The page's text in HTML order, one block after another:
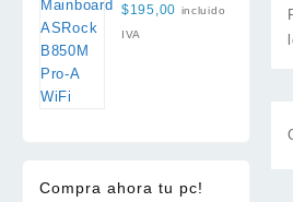
ASRock
B850M Pro-A
$195,00 incluido
IVA
Compra ahora tu pc!